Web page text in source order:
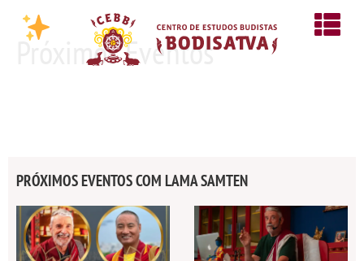
Próximos Eventos
PRÓXIMOS EVENTOS COM LAMA SAMTEN